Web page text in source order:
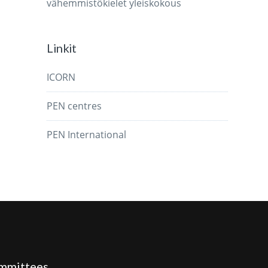
vähemmistökieletyleiskokous
Linkit
ICORN
PEN centres
PEN International